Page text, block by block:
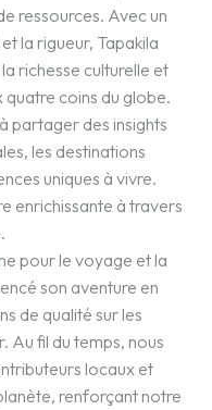
ressources. Avec un
la rigueur, Tapakila
richesse culturelle et
quatre coins du globe.
partager des insights
les destinations
uniques à vivre.
enrichissante à travers
pour le voyage et la
son aventure en
de qualité sur les
Au fil du temps, nous
locaux et
renforçant notre